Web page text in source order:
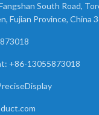
South Road,
Fujian Province, China
+86-13055873018